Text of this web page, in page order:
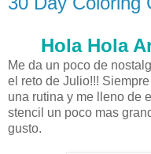
Hola Hola
Me da un poco de
el reto de Julio!!!
una rutina y me lleno de
stencil un poco mas
gusto.